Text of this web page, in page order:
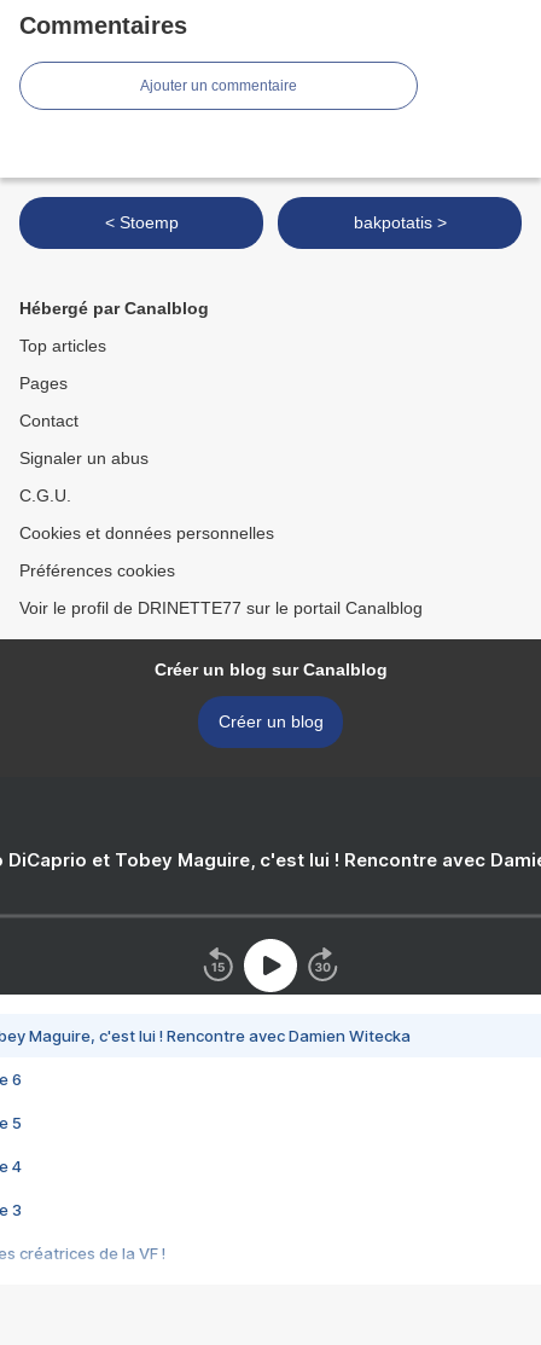
Commentaires
Ajouter un commentaire
< Stoemp bakpotatis >
Hébergé par Canalblog
Top articles
Pages
Contact
Signaler un abus
C.G.U.
Cookies et données personnelles
Préférences cookies
Voir le profil de DRINETTE77 sur le portail Canalblog
Créer un blog sur Canalblog
Créer un blog
DiCaprio et Tobey Maguire, c'est lui ! Rencontre avec
Maguire, c'est lui ! Rencontre avec Damien Witecka
6
5
4
3
créatrices de la VF !